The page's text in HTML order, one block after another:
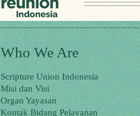
Who We Are
Scripture Union Indonesia
Misi dan Visi
Organ Yayasan
Kontak Bidang Pelayanan